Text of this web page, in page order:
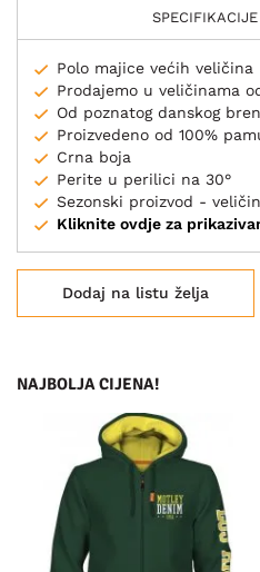
Polo majice većih veličina
Prodajemo u veličinama
Od poznatog danskog
Proizvedeno od 100%
Crna boja
Perite u perilici na 30°
Sezonski proizvod -
Kliknite ovdje za
Dodaj na listu želja
NAJBOLJA CIJENA!